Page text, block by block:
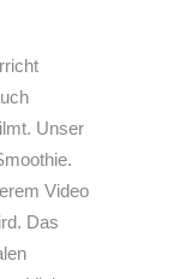
Unser
Video
Das